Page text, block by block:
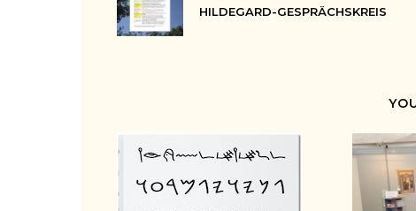
HILDEGARD-GESPRÄCHSKREIS